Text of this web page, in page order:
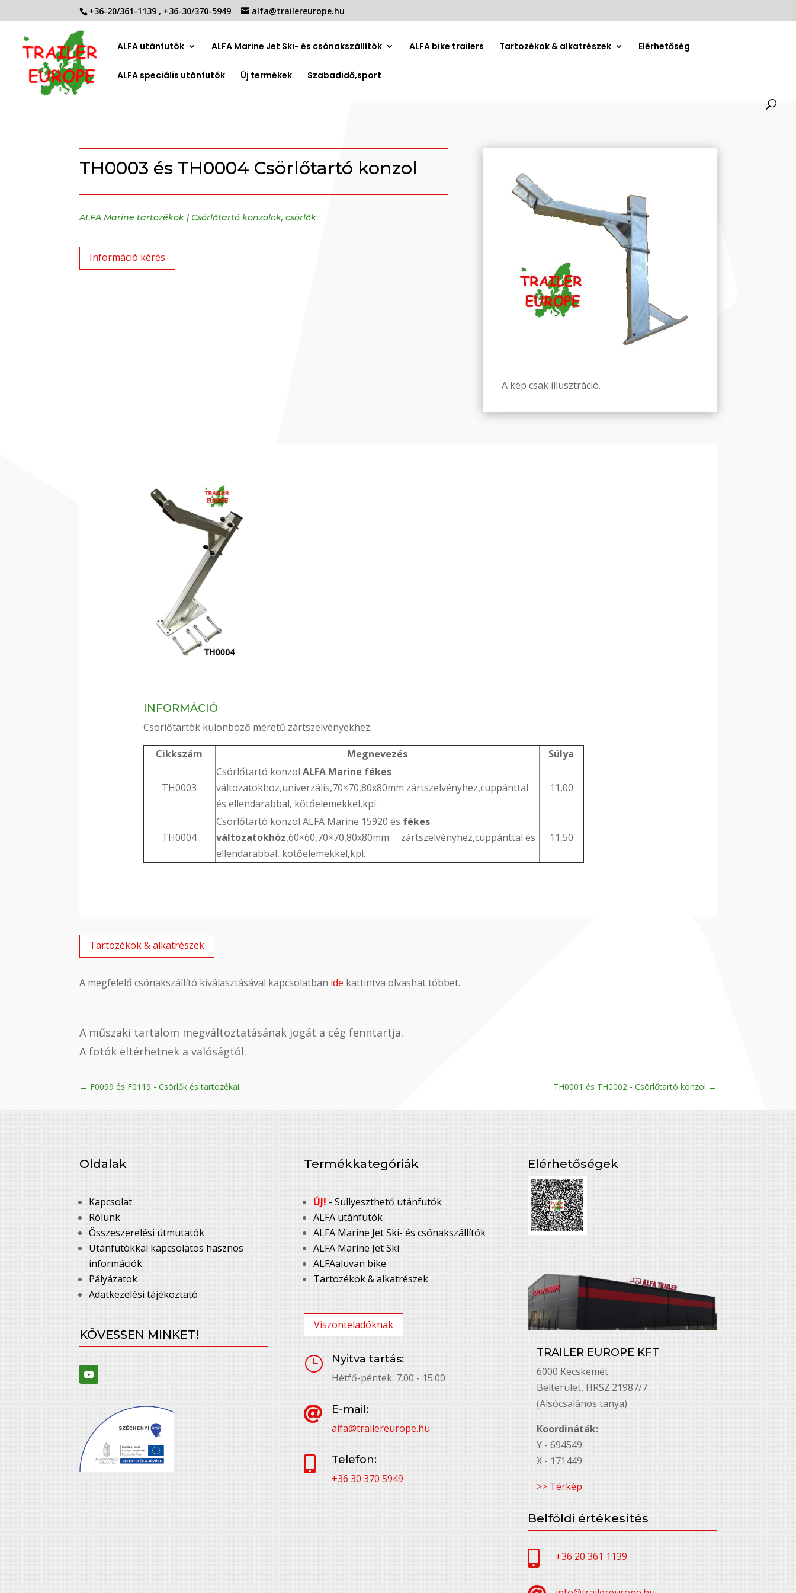
+36-20/361-1139 , +36-30/370-5949 alfa@trailereurope.hu
ALFA utánfutók ALFA Marine Jet Ski- és csónakszállítók ALFA bike trailers Tartozékok & alkatrészek Elérhetőség
ALFA speciális utánfutók Új termékek Szabadidő,sport
TH0003 és TH0004 Csörlőtartó konzol
ALFA Marine tartozékok |Csörlőtartó konzolok, csörlők
Információ kérés
A kép csak illusztráció.
INFORMÁCIÓ
Csörlőtartók különböző méretű zártszelvényekhez.
Cikkszám Megnevezés Súlya
TH0003
Csörlőtartó konzol ALFA Marine fékes
változatokhoz,univerzális,70×70,80x80mm zártszelvényhez,cuppánttal
és ellendarabbal, kötőelemekkel,kpl.
11,00
TH0004
Csörlőtartó konzol ALFA Marine 15920 és fékes
változatokhóz,60×60,70×70,80x80mm zártszelvényhez,cuppánttal és
ellendarabbal, kötőelemekkel,kpl.
11,50
Tartozékok & alkatrészek
A megfelelő csónakszállító kiválasztásával kapcsolatban ide kattintva olvashat többet.
A műszaki tartalom megváltoztatásának jogát a cég fenntartja.
A fotók eltérhetnek a valóságtól.
← F0099 és F0119 - Csörlők és tartozékai TH0001 és TH0002 - Csörlőtartó konzol →
Oldalak
Kapcsolat
Rólunk
Összeszerelési útmutatók
Utánfutókkal kapcsolatos hasznos
információk
Pályázatok
Adatkezelési tájékoztató
KÖVESSEN MINKET!
Termékkategóriák
ÚJ! - Süllyeszthető utánfutók
ALFA utánfutók
ALFA Marine Jet Ski- és csónakszállítók
ALFA Marine Jet Ski
ALFAaluvan bike
Tartozékok & alkatrészek
Viszonteladóknak
}
Nyitva tartás:
Hétfő-péntek: 7.00 - 15.00

E-mail:
alfa@trailereurope.hu

Telefon:
+36 30 370 5949
Elérhetőségek
TRAILER EUROPE KFT
6000 Kecskemét
Belterület, HRSZ.21987/7
(Alsócsalános tanya)
Koordináták:
Y - 694549
X - 171449
>> Térkép
Belföldi értékesítés
 +36 20 361 1139